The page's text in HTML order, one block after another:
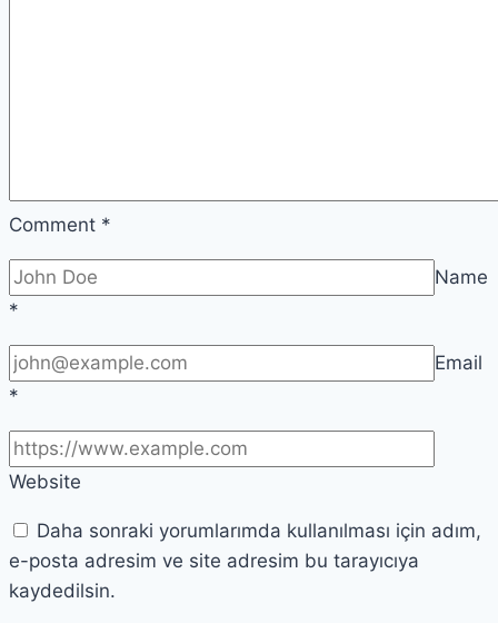
Comment *
Name
*
Email
*
Website
Daha sonraki yorumlarımda kullanılması için adım,
e-posta adresim ve site adresim bu tarayıcıya
kaydedilsin.